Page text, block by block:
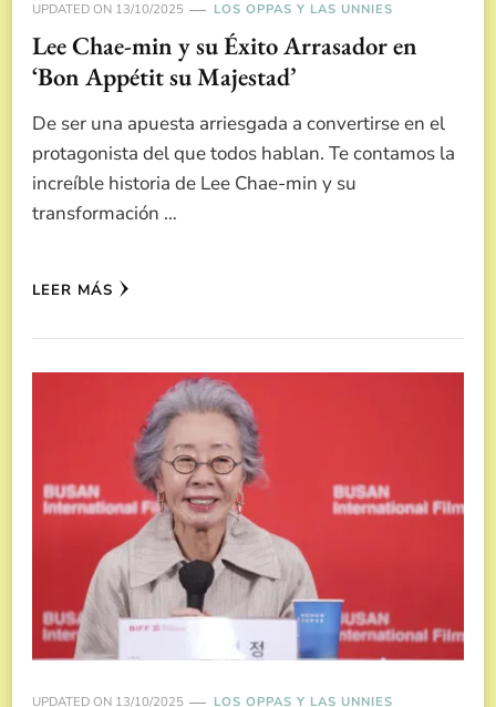
UPDATED ON 13/10/2025 LOS OPPAS Y LAS UNNIES
Lee Chae-min y su Éxito Arrasador en
‘Bon Appétit su Majestad’
De ser una apuesta arriesgada a convertirse en el
protagonista del que todos hablan. Te contamos la
increíble historia de Lee Chae-min y su
transformación …
LEER MÁS
UPDATED ON 13/10/2025 LOS OPPAS Y LAS UNNIES